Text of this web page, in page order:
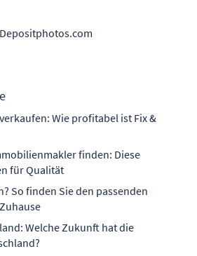
Wie profitabel ist Fix &
finden: Diese
für Qualität
So finden Sie den passenden
Welche Zukunft hat die